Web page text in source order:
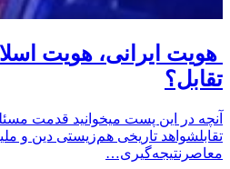
هویت ایرانی، هویت
تقابل؟
آنچه در این پست میخوانید قدمت
تقابلشواهد تاریخی هم‌زیستی دین و
معاصرنتیجه‌گیری…